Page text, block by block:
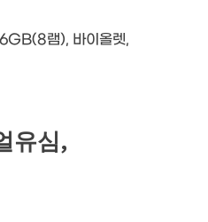
램), 바이올렛,
유심,